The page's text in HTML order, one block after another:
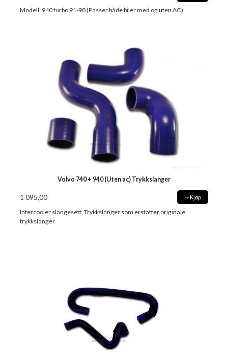
Modell: 940 turbo 91-98 (Passer både biler med og uten AC)
Volvo 740 + 940 (Uten ac) Trykkslanger
1 095,00 Kjøp
Intercooler slangesett, Trykkslanger som erstatter originale
trykkslanger